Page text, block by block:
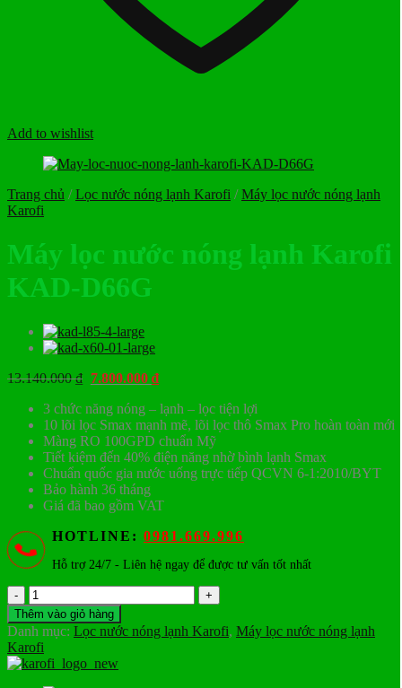
Add to wishlist
Trang chủ / Lọc nước nóng lạnh Karofi / Máy lọc nước nóng lạnh
Karofi
Máy lọc nước nóng lạnh Karofi
KAD-D66G
13.140.000₫ Giá
là:
13.140.000 ₫.
7.800.000 ₫Giá
tại
là:
7.800.000 ₫.
3 chức năng nóng – lạnh – lọc tiện lợi
10 lõi lọc Smax mạnh mẽ, lõi lọc thô Smax Pro hoàn toàn mới
Màng RO 100GPD chuẩn Mỹ
Tiết kiệm đến 40% điện năng nhờ bình lạnh Smax
Chuẩn quốc gia nước uống trực tiếp QCVN 6-1:2010/BYT
Bảo hành 36 tháng
Giá đã bao gồm VAT
HOTLINE: 0981.669.996
Hỗ trợ 24/7 - Liên hệ ngay để được tư vấn tốt nhất
Máy
lọc
nước
nóng
lạnh
Karofi
Thêm vào giỏ hàng
Danh mục: Lọc nước nóng lạnh Karofi, Máy lọc nước nóng lạnh
Karofi